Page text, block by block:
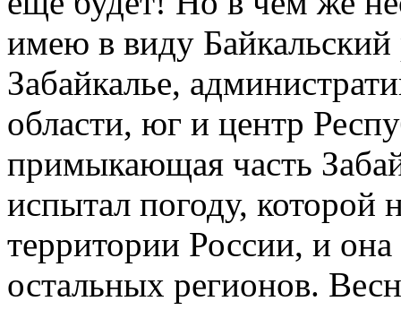
имею в виду
Забайкалье,
области, юг и центр
примыкающая часть
испытал погоду, которой
территории России, и
остальных регионов.